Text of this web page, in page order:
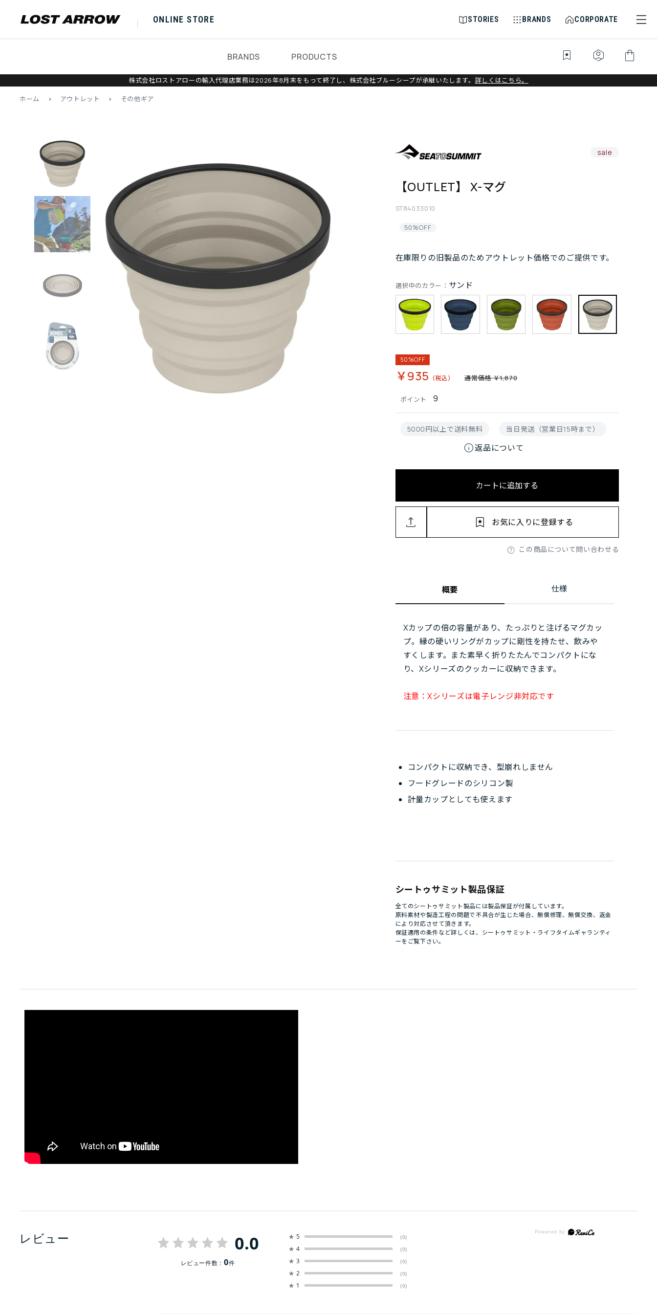
ONLINE STORE STORIES BRANDS CORPORATE
BRANDS PRODUCTS bookmark_star identity_platform shopping_bag
株式会社ロストアローの輸入代理店業務は2026年8月末をもって終了し、株式会社ブルーシープが承継いたします。 詳しくはこちら。
ホーム > アウトレット > その他ギア
sale
【OUTLET】 X-マグ
ST84033010
50%OFF
在庫限りの旧製品のためアウトレット価格でのご提供です。
ポイント 9
選択中のカラー： サンド
5000円以上で送料無料 当日発送（営業日15時まで）
info返品について
50%OFF
￥935 通常価格 ￥1,870
カートに追加する
この商品について問い合わせる
お気に入りに登録する
概要 仕様
Xカップの倍の容量があり、たっぷりと注げるマグカッ
プ。縁の硬いリングがカップに剛性を持たせ、飲みや
すくします。また素早く折りたたんでコンパクトにな
り、Xシリーズのクッカーに収納できます。
注意：Xシリーズは電子レンジ非対応です
シートゥサミット製品保証
全てのシートゥサミット製品には製品保証が付属しています。
原料素材や製造工程の問題で不具合が生じた場合、無償修理、無償交換、返金
により対応させて頂きます。
保証適用の条件など詳しくは、 シートゥサミット・ライフタイムギャランティ
ーをご覧下さい。
コンパクトに収納でき、型崩れしません
フードグレードのシリコン製
計量カップとしても使えます
レビュー 0.0
レビュー件数：0件
★ 5 (0)
★ 4 (0)
★ 3 (0)
★ 2 (0)
★ 1 (0)